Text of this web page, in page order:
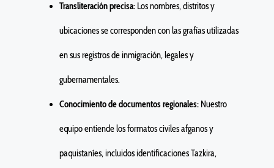
Transliteración precisa: Los nombres, distritos y
ubicaciones se corresponden con las grafías utilizadas
en sus registros de inmigración, legales y
gubernamentales.
Conocimiento de documentos regionales: Nuestro
equipo entiende los formatos civiles afganos y
paquistaníes, incluidos identificaciones Tazkira,